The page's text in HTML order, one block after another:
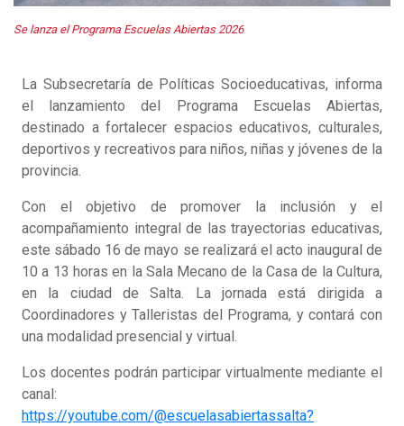
Se lanza el Programa Escuelas Abiertas 2026
La Subsecretaría de Políticas Socioeducativas, informa
el lanzamiento del Programa Escuelas Abiertas,
destinado a fortalecer espacios educativos, culturales,
deportivos y recreativos para niños, niñas y jóvenes de la
provincia.
Con el objetivo de promover la inclusión y el
acompañamiento integral de las trayectorias educativas,
este sábado 16 de mayo se realizará el acto inaugural de
10 a 13 horas en la Sala Mecano de la Casa de la Cultura,
en la ciudad de Salta. La jornada está dirigida a
Coordinadores y Talleristas del Programa, y contará con
una modalidad presencial y virtual.
Los docentes podrán participar virtualmente mediante el
canal:
https://youtube.com/@escuelasabiertassalta?